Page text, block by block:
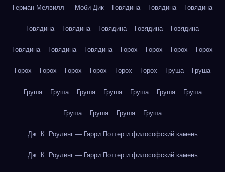
Герман Мелвилл — Моби Дик Говядина Говядина Говядина
Говядина Говядина Говядина Говядина Говядина
Говядина Говядина Говядина Горох Горох Горох Горох
Горох Горох Горох Горох Горох Горох Груша Груша
Груша Груша Груша Груша Груша Груша Груша
Груша Груша Груша Груша
Дж. К. Роулинг — Гарри Поттер и философский камень
Дж. К. Роулинг — Гарри Поттер и философский камень